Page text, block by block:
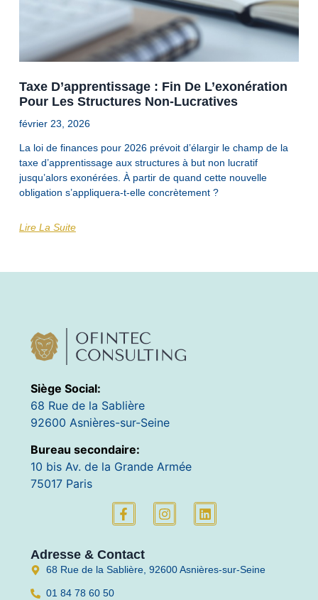
Taxe D’apprentissage : Fin De L’exonération
Pour Les Structures Non-Lucratives
février 23, 2026
La loi de finances pour 2026 prévoit d’élargir le champ de la
taxe d’apprentissage aux structures à but non lucratif
jusqu’alors exonérées. À partir de quand cette nouvelle
obligation s’appliquera-t-elle concrètement ?
Lire La Suite
Siège Social:
68 Rue de la Sablière
92600 Asnières-sur-Seine
Bureau secondaire:
10 bis Av. de la Grande Armée
75017 Paris
Adresse & Contact
68 Rue de la Sablière, 92600 Asnières-sur-Seine
01 84 78 60 50